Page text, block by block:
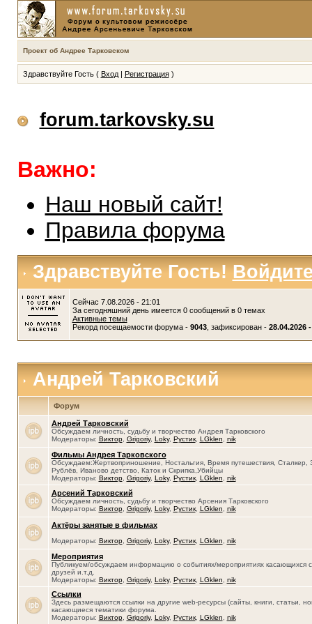
Проект об Андрее Тарковском
Здравствуйте Гость ( Вход| Регистрация)
forum.tarkovsky.su
Важно:
Наш новый сайт!
Правила форума
Здравствуйте Гость!
Сейчас 7.08.2026 - 21:01
За сегодняшний день имеется 0 сообщений в 0 темах
Активные темы
Рекорд посещаемости форума - 9043, зафиксирован - 28.04.2026
Андрей Тарковский
Форум
Андрей Тарковский
Обсуждаем личность, судьбу и творчество Андрея Тарковского
Модераторы: Виктор, Grigoriy, Loky, Рустик, LGklen nik
Фильмы Андрея Тарковского
Обсуждаем:Жертвоприношение, Ностальгия, Время путешествия, Сталкер,
Рублёв, Иваново детство, Каток и Скрипка,Убийцы
Модераторы: Виктор, Grigoriy, Loky, Рустик, LGklen nik
Арсений Тарковский
Обсуждаем личность, судьбу и творчество Арсения Тарковского
Модераторы: Виктор, Grigoriy, Loky, Рустик, LGklen nik
Актёры занятые в фильмах
Модераторы: Виктор, Grigoriy, Loky, Рустик, LGklen nik
Мероприятия
Публикуем/обсуждаем информацию о событиях/мероприятиях касающихся
друзей и.т.д.
Модераторы: Виктор, Grigoriy, Loky, Рустик, LGklen nik
Ссылки
Здесь размещаются ссылки на другие web-ресурсы (сайты, книги, статьи,
касающиеся тематики форума.
Модераторы: Виктор, Grigoriy, Loky, Рустик, LGklen nik